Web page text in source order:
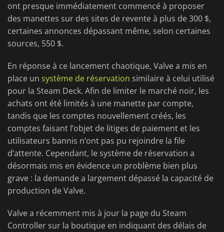
ont presque immédiatement commencé à proposer
des manettes sur des sites de revente à plus de 300 $,
certaines annonces dépassant même, selon certaines
sources, 550 $.
En réponse à ce lancement chaotique, Valve a mis en
place un système de réservation similaire à celui utilisé
pour la Steam Deck. Afin de limiter le marché noir, les
achats ont été limités à une manette par compte,
tandis que les comptes nouvellement créés, les
comptes faisant l’objet de litiges de paiement et les
utilisateurs bannis n’ont pas pu rejoindre la file
d’attente. Cependant, le système de réservation a
désormais mis en évidence un problème bien plus
grave : la demande a largement dépassé la capacité de
production de Valve.
Valve a récemment mis à jour la page du Steam
Controller sur la boutique en indiquant des délais de